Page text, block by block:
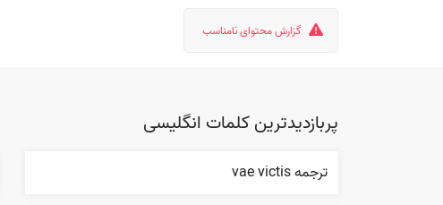
گزارش محتوای نامناسب
پربازدیدترین کلمات انگلیسی
ترجمه vae victis